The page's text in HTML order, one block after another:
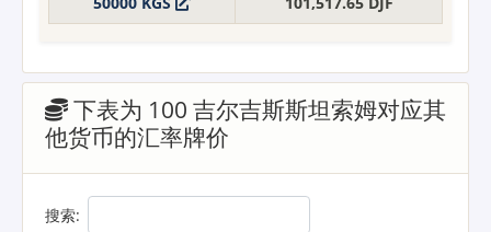
下表为 100 吉尔吉斯斯坦索姆对应其
他货币的汇率牌价
搜索: